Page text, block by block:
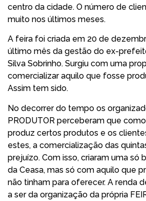
centro da cidade. O número de
muito nos últimos meses.
A feira foi criada em 20 de
último mês da gestão do ex-
Silva Sobrinho. Surgiu com uma
comercializar aquilo que fosse
Assim tem sido.
No decorrer do tempo os
PRODUTOR perceberam que
produz certos produtos e os
estes, a comercialização das
prejuízo. Com isso, criaram uma só
da Ceasa, mas só com aquilo que
não tinham para oferecer. A renda
a ser da organização da própria